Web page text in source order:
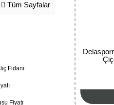
Tüm Sayfalar
Fidanı
Fiyatı